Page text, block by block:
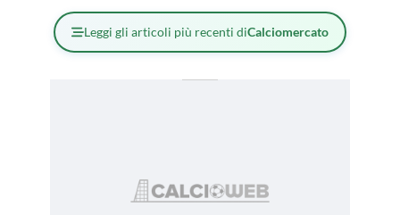
Leggi gli articoli più recenti diCalciomercato